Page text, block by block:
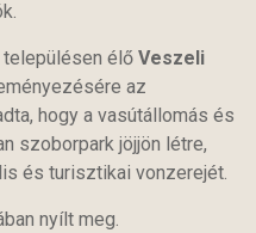
élő Veszeli
az
hogy a vasútállomás és
szoborpark jöjjön létre,
és turisztikai vonzerejét.
nyílt meg.